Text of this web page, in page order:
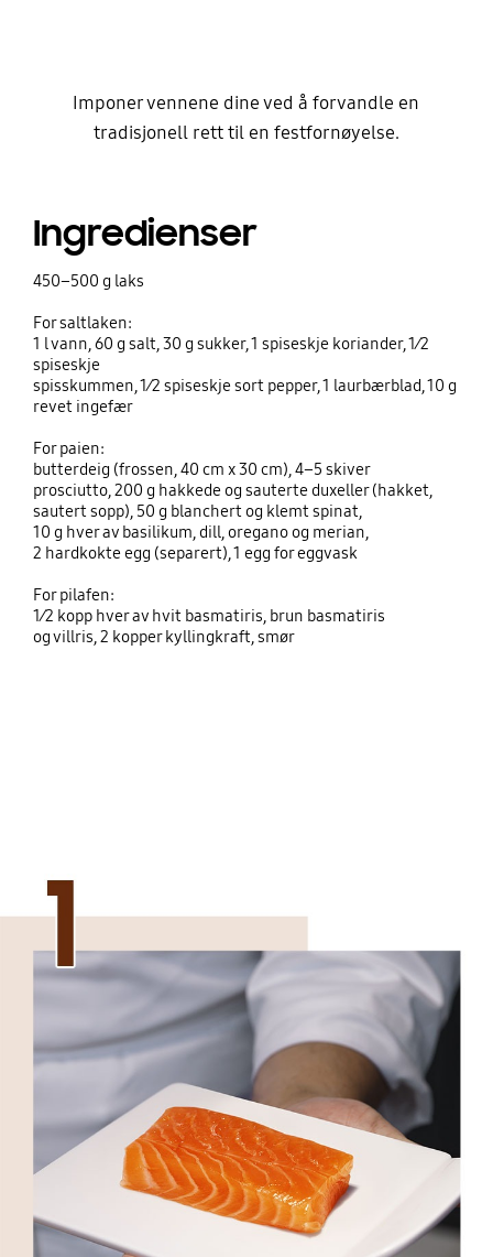
Imponer vennene dine ved å forvandle en
tradisjonell rett til en festfornøyelse.
Ingredienser
450–500 g laks
For saltlaken:
1 l vann, 60 g salt, 30 g sukker, 1 spiseskje koriander, 1⁄2
spiseskje
spisskummen, 1⁄2 spiseskje sort pepper, 1 laurbærblad, 10 g
revet ingefær
For paien:
butterdeig (frossen, 40 cm x 30 cm), 4–5 skiver
prosciutto, 200 g hakkede og sauterte duxeller (hakket,
sautert sopp), 50 g blanchert og klemt spinat,
10 g hver av basilikum, dill, oregano og merian,
2 hardkokte egg (separert), 1 egg for eggvask
For pilafen:
1⁄2 kopp hver av hvit basmatiris, brun basmatiris
og villris, 2 kopper kyllingkraft, smør